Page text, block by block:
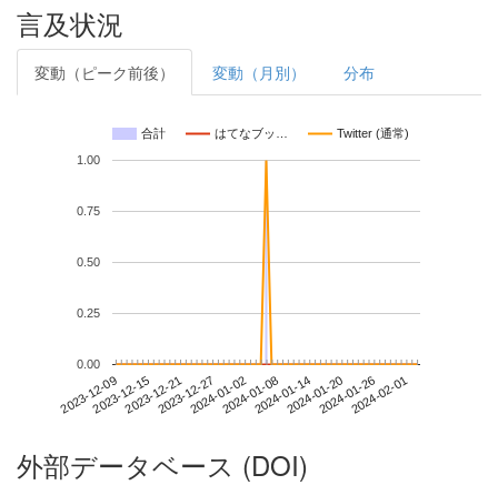
言及状況
変動（ピーク前後） 変動（月別） 分布
合計 はてなブッ… Twitter (通常)
2023-12-092023-12-152023-12-212023-12-272024-01-022024-01-082024-01-142024-01-202024-01-262024-02-01
0.00
0.25
0.50
0.75
1.00
外部データベース (DOI)